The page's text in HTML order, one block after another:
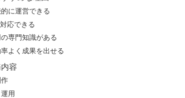
に運営できる
応できる
専門知識がある
よく成果を出せる
容
用